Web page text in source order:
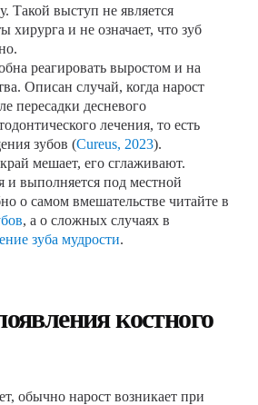
Такой выступ не является
хирурга и не означает, что зуб
реагировать выростом и на
Описан случай, когда нарост
пересадки десневого
лечения, то есть
зубов (Cureus, 2023).
мешает, его сглаживают.
и выполняется под местной
о самом вмешательстве читайте в
, а о сложных случаях в
зуба мудрости.
костного
обычно нарост возникает при